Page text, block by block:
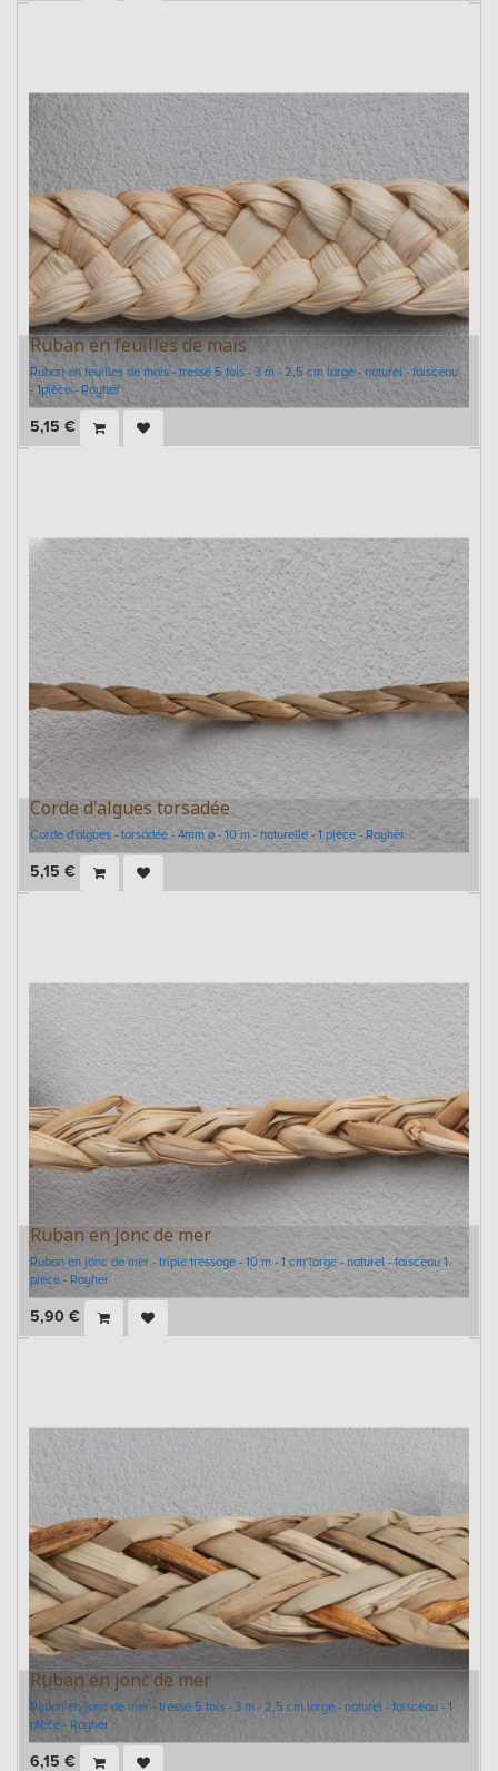
Ruban en feuilles de maïs
Ruban en feuilles de maïs - tressé 5 fois - 3 m - 2,5 cm large - naturel - faisceau
- 1pièce - Rayher
5,15 €
Corde d'algues torsadée
Corde d'algues - torsadée - 4mm ø - 10 m - naturelle - 1 pièce - Rayher
5,15 €
Ruban en jonc de mer
Ruban en jonc de mer - triple tressage - 10 m - 1 cm large - naturel - faisceau 1
pièce - Rayher
5,90 €
Ruban en jonc de mer
Ruban en jonc de mer - tressé 5 fois - 3 m - 2,5 cm large - naturel - faisceau - 1
pièce - Rayher
6,15 €